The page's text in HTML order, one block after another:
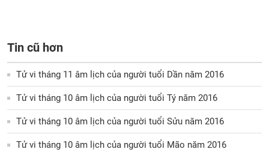
Tin cũ hơn
Tử vi tháng 11 âm lịch của người tuổi Dần năm 2016
Tử vi tháng 10 âm lịch của người tuổi Tý năm 2016
Tử vi tháng 10 âm lịch của người tuổi Sửu năm 2016
Tử vi tháng 10 âm lịch của người tuổi Mão năm 2016